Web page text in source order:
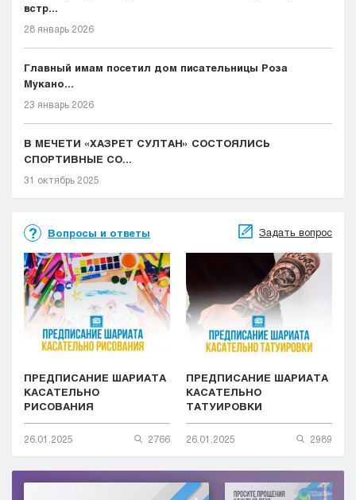
встр...
28 январь 2026
Главный имам посетил дом писательницы Роза
Мукано...
23 январь 2026
В МЕЧЕТИ «ХАЗРЕТ СУЛТАН» СОСТОЯЛИСЬ
СПОРТИВНЫЕ СО...
31 октябрь 2025
Вопросы и ответы Задать вопрос
ПРЕДПИСАНИЕ ШАРИАТА
КАСАТЕЛЬНО
РИСОВАНИЯ
26.01.2025 2766
ПРЕДПИСАНИЕ ШАРИАТА
КАСАТЕЛЬНО
ТАТУИРОВКИ
26.01.2025 2989